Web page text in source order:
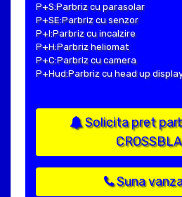
P+S:Parbriz cu parasolar
P+SE:Parbriz cu senzor
P+I:Parbriz cu incalzire
P+H:Parbriz heliomat
P+C:Parbriz cu camera
P+Hud:Parbriz cu head up
Solicita pret
Suna